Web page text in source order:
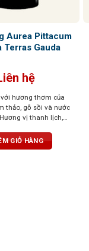
Aurea Pittacum
Terras Gauda
hệ
hương thơm của
thảo, gỗ sồi và nước
vị thanh lịch,
dư vị bền bỉ
GIỎ HÀNG